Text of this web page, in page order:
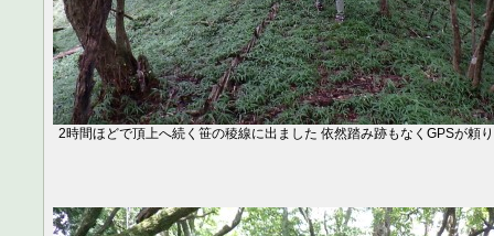
2時間ほどで頂上へ続く笹の稜線に出ました 依然踏み跡もなくGPSが頼